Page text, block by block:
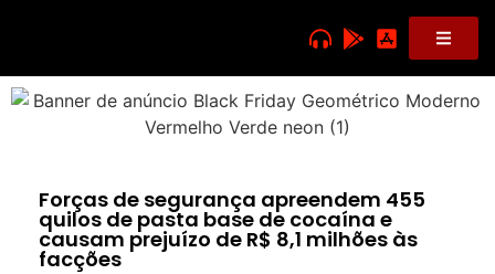
Forças de segurança apreendem 455
quilos de pasta base de cocaína e
causam prejuízo de R$ 8,1 milhões às
facções